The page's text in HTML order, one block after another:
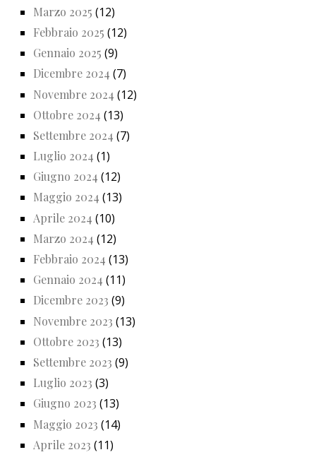
Marzo 2025 (12)
Febbraio 2025 (12)
Gennaio 2025 (9)
Dicembre 2024 (7)
Novembre 2024 (12)
Ottobre 2024 (13)
Settembre 2024 (7)
Luglio 2024 (1)
Giugno 2024 (12)
Maggio 2024 (13)
Aprile 2024 (10)
Marzo 2024 (12)
Febbraio 2024 (13)
Gennaio 2024 (11)
Dicembre 2023 (9)
Novembre 2023 (13)
Ottobre 2023 (13)
Settembre 2023 (9)
Luglio 2023 (3)
Giugno 2023 (13)
Maggio 2023 (14)
Aprile 2023 (11)